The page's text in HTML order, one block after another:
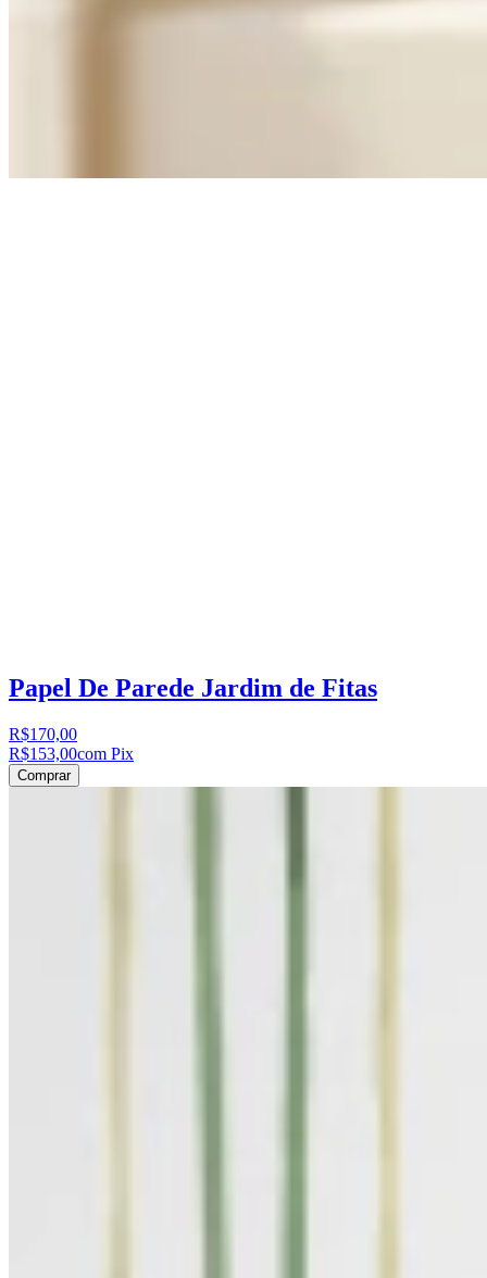
Papel De Parede Jardim de Fitas
R$170,00
R$153,00com Pix
Comprar